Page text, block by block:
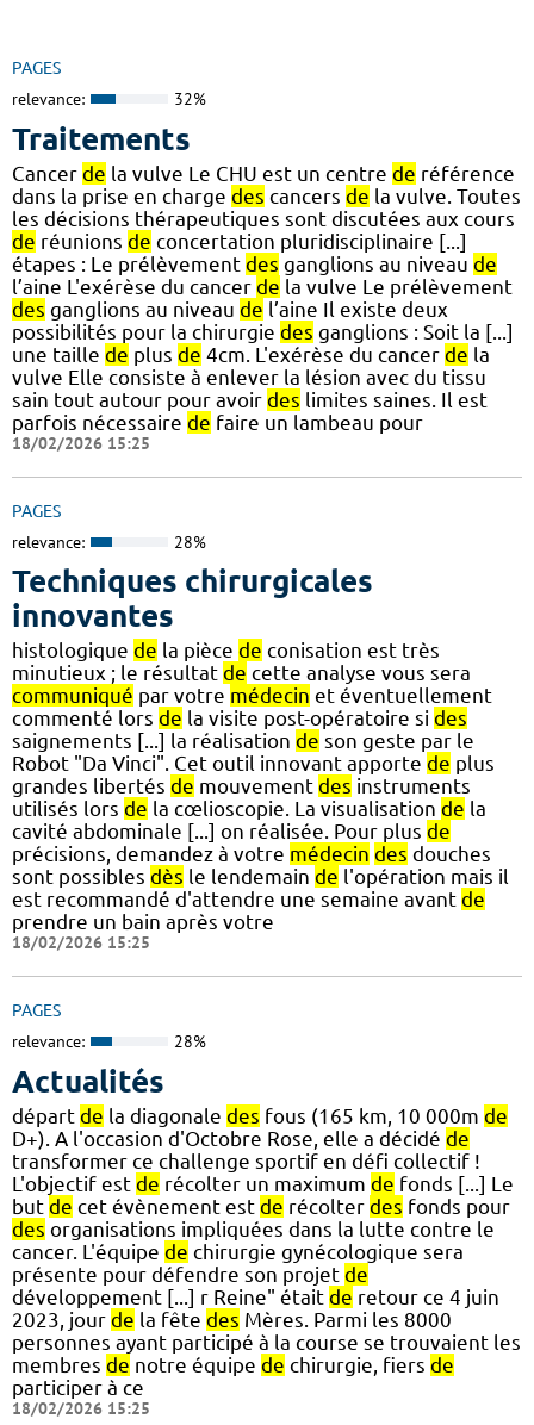
PAGES
relevance: 32%
Traitements
Cancer de la vulve Le CHU est un centre de référence
dans la prise en charge des cancers de la vulve. Toutes
les décisions thérapeutiques sont discutées aux cours
de réunions de concertation pluridisciplinaire [...]
étapes : Le prélèvement des ganglions au niveau de
l’aine L'exérèse du cancer de la vulve Le prélèvement
des ganglions au niveau de l’aine Il existe deux
possibilités pour la chirurgie des ganglions : Soit la [...]
une taille de plus de 4cm. L'exérèse du cancer de la
vulve Elle consiste à enlever la lésion avec du tissu
sain tout autour pour avoir des limites saines. Il est
parfois nécessaire de faire un lambeau pour
18/02/2026 15:25
PAGES
relevance: 28%
Techniques chirurgicales
innovantes
histologique de la pièce de conisation est très
minutieux ; le résultat de cette analyse vous sera
communiqué par votre médecin et éventuellement
commenté lors de la visite post-opératoire si des
saignements [...] la réalisation de son geste par le
Robot "Da Vinci". Cet outil innovant apporte de plus
grandes libertés de mouvement des instruments
utilisés lors de la cœlioscopie. La visualisation de la
cavité abdominale [...] on réalisée. Pour plus de
précisions, demandez à votre médecin des douches
sont possibles dès le lendemain de l'opération mais il
est recommandé d'attendre une semaine avant de
prendre un bain après votre
18/02/2026 15:25
PAGES
relevance: 28%
Actualités
départ de la diagonale des fous (165 km, 10 000m de
D+). A l'occasion d'Octobre Rose, elle a décidé de
transformer ce challenge sportif en défi collectif !
L'objectif est de récolter un maximum de fonds [...] Le
but de cet évènement est de récolter des fonds pour
des organisations impliquées dans la lutte contre le
cancer. L'équipe de chirurgie gynécologique sera
présente pour défendre son projet de
développement [...] r Reine" était de retour ce 4 juin
2023, jour de la fête des Mères. Parmi les 8000
personnes ayant participé à la course se trouvaient les
membres de notre équipe de chirurgie, fiers de
participer à ce
18/02/2026 15:25